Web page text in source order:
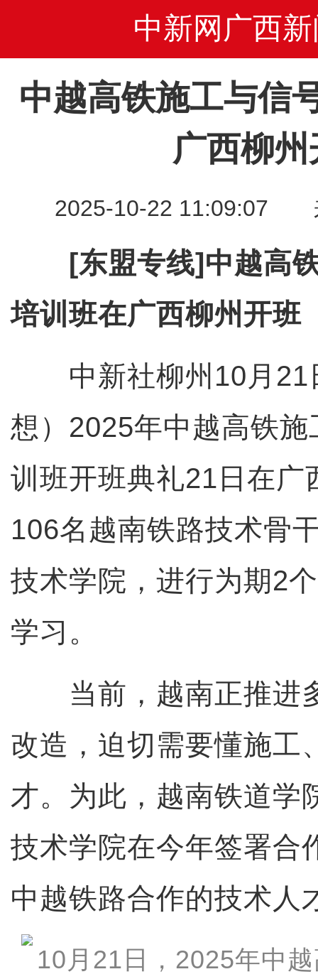
中新网广西新
中越高铁施工与信
广西柳
2025-10-22 11:09:07
[东盟专线]中越高
培训班在广西柳州开班
中新社柳州10月21
想）2025年中越高铁
训班开班典礼21日在广
106名越南铁路技术骨
技术学院，进行为期2
学习。
当前，越南正推进
改造，迫切需要懂施工
才。为此，越南铁道学
技术学院在今年签署合
中越铁路合作的技术人